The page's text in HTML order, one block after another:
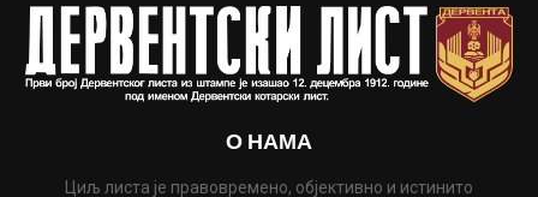
О НАМА
Циљ листа је правовремено, објективно и истинито